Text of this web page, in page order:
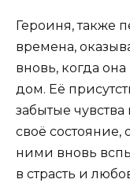
Героиня, также
времена,
вновь, когда
дом. Её
забытые
своё
ними вновь
в страсть и